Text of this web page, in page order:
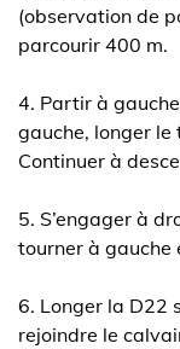
(observation de
parcourir 400 m.
4. Partir à
gauche, longer
Continuer à
5. S’engager à
tourner à gauche
6. Longer la D22
rejoindre le